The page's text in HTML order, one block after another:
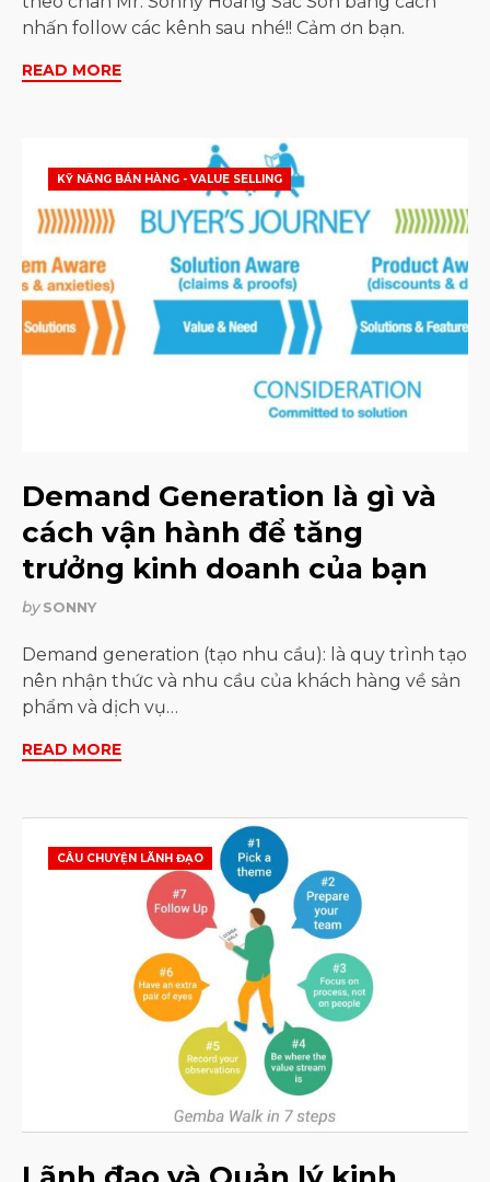
nhấn follow các kênh sau nhé!! Cảm ơn bạn.
READ MORE
KỸ NĂNG BÁN HÀNG - VALUE SELLING
Demand Generation là gì và
cách vận hành để tăng
trưởng kinh doanh của bạn
bySONNY
Demand generation (tạo nhu cầu): là quy trình tạo
nên nhận thức và nhu cầu của khách hàng về sản
phẩm và dịch vụ…
READ MORE
CÂU CHUYỆN LÃNH ĐẠO